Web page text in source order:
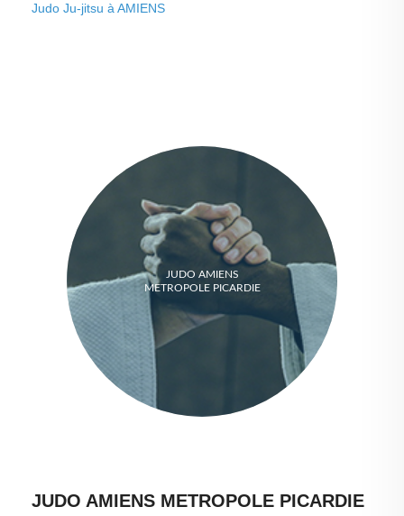
Judo Ju-jitsu à AMIENS
JUDO AMIENS
METROPOLE PICARDIE
JUDO AMIENS METROPOLE PICARDIE